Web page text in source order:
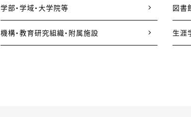
学部・学域・大学院等
機構・教育研究組織・附属施設
図書
生涯